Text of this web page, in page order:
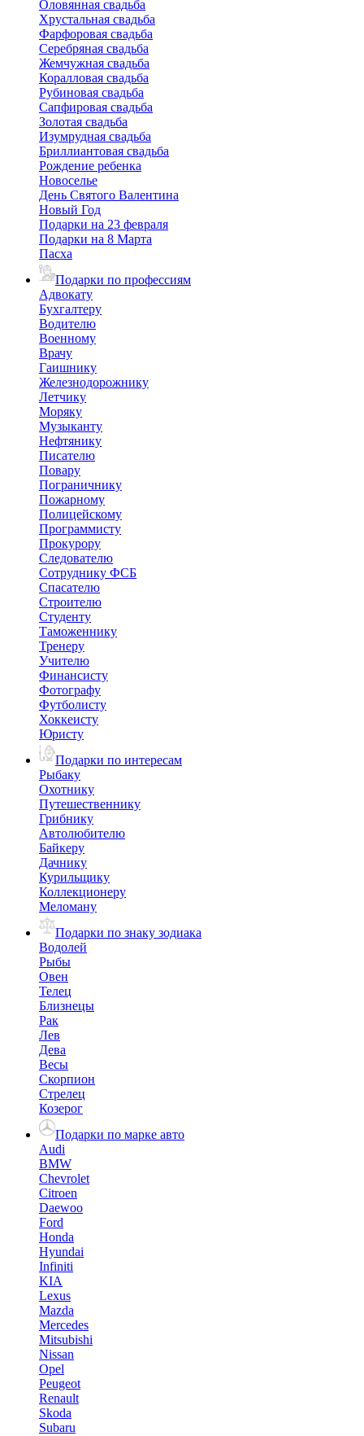
Оловянная свадьба
Хрустальная свадьба
Фарфоровая свадьба
Серебряная свадьба
Жемчужная свадьба
Коралловая свадьба
Рубиновая свадьба
Сапфировая свадьба
Золотая свадьба
Изумрудная свадьба
Бриллиантовая свадьба
Рождение ребенка
Новоселье
День Святого Валентина
Новый Год
Подарки на 23 февраля
Подарки на 8 Марта
Пасха
Подарки по профессиям
Адвокату
Бухгалтеру
Водителю
Военному
Врачу
Гаишнику
Железнодорожнику
Летчику
Моряку
Музыканту
Нефтянику
Писателю
Повару
Пограничнику
Пожарному
Полицейскому
Программисту
Прокурору
Следователю
Сотруднику ФСБ
Спасателю
Строителю
Студенту
Таможеннику
Тренеру
Учителю
Финансисту
Фотографу
Футболисту
Хоккеисту
Юристу
Подарки по интересам
Рыбаку
Охотнику
Путешественнику
Грибнику
Автолюбителю
Байкеру
Дачнику
Курильщику
Коллекционеру
Меломану
Подарки по знаку зодиака
Водолей
Рыбы
Овен
Телец
Близнецы
Рак
Лев
Дева
Весы
Скорпион
Стрелец
Козерог
Подарки по марке авто
Audi
BMW
Chevrolet
Citroen
Daewoo
Ford
Honda
Hyundai
Infiniti
KIA
Lexus
Mazda
Mercedes
Mitsubishi
Nissan
Opel
Peugeot
Renault
Skoda
Subaru